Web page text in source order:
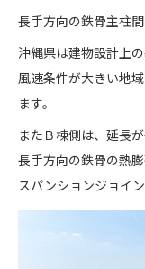
長手方向の鉄骨主柱
沖縄県は建物設計上
風速条件が大きい地
ます。
またＢ棟側は、延長
長手方向の鉄骨の熱
スパンションジョイ